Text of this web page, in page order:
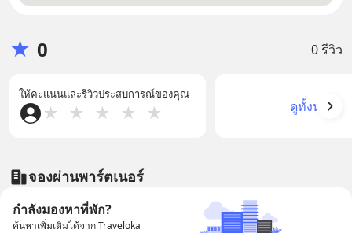
★ 0 0 รีวิว
ให้คะแนนและรีวิวประสบการณ์ของคุณ
★ ★ ★ ★ ★ ดูทั้งหมด
จองผ่านพาร์ตเนอร์
กำลังมองหาที่พัก?
ค้นหาเพิ่มเติมได้จาก Traveloka